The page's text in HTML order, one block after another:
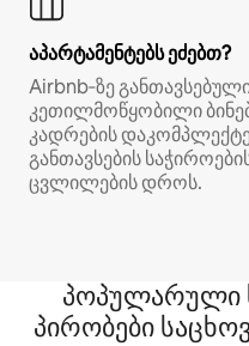
აპარტამენტებს ეძებთ?
Airbnb‑ზე
კეთილმოწყობილი
კადრების
განთავსების
ცვლილების დროს.
პოპულარული
პირობები